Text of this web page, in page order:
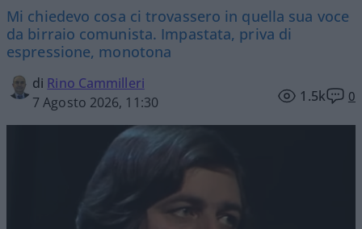
Mi chiedevo cosa ci trovassero in quella sua voce
da birraio comunista. Impastata, priva di
espressione, monotona
di Rino Cammilleri
7 Agosto 2026, 11:30
1.5k 0